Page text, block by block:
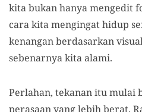
kita bukan hanya mengedit
cara kita mengingat hidup
kenangan berdasarkan
sebenarnya kita alami.
Perlahan, tekanan itu mulai
perasaan yang lebih berat.